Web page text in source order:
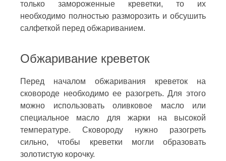
только замороженные креветки, то их
необходимо полностью разморозить и обсушить
салфеткой перед обжариванием.
Обжаривание креветок
Перед началом обжаривания креветок на
сковороде необходимо ее разогреть. Для этого
можно использовать оливковое масло или
специальное масло для жарки на высокой
температуре. Сковороду нужно разогреть
сильно, чтобы креветки могли образовать
золотистую корочку.